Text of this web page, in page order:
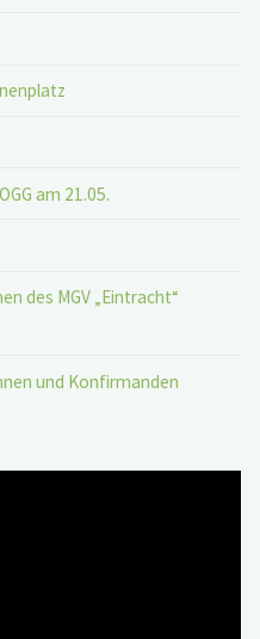
am 21.05.
des MGV „Eintracht“
und Konfirmanden